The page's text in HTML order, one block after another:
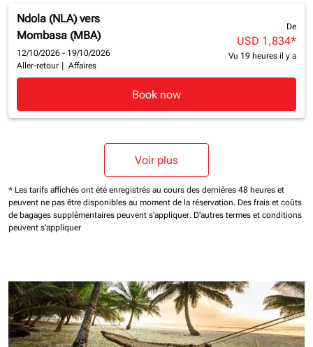
Ndola (NLA) vers
Mombasa (MBA)
12/10/2026 - 19/10/2026
Aller-retour
Affaires
De
USD 1,834*
Vu 19 heures il y a
Book now
Voir plus
* Les tarifs affichés ont été enregistrés au cours des dernières 48 heures et
peuvent ne pas être disponibles au moment de la réservation. Des frais et coûts
de bagages supplémentaires peuvent s'appliquer. D'autres termes et conditions
peuvent s'appliquer